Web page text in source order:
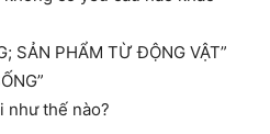
SẢN PHẨM TỪ ĐỘNG VẬT”
như thế nào?